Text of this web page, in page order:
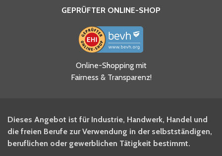
Ja, ich habe die
Datenschutzhinweise gelesen
und akzeptiere diese.
BITO Newsletter Fachwissen
Intralogistiker anmelden.
GEPRÜFTER ONLINE-SHOP
Online-Shopping mit
Fairness & Transparenz!
Dieses Angebot ist für Industrie, Handwerk, Handel und
die freien Berufe zur Verwendung in der selbstständigen,
beruflichen oder gewerblichen Tätigkeit bestimmt.